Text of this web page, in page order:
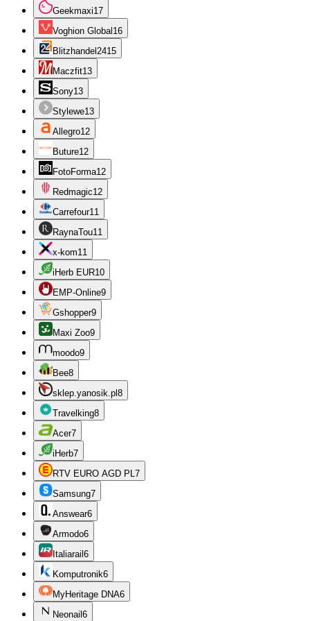
Geekmaxi17
Voghion Global 16
Blitzhandel2415
Maczfit13
Sony13
Stylewe13
Allegro12
Buture12
FotoForma12
Redmagic12
Carrefour11
RaynaTou11
x-kom11
iHerb EUR10
EMP-Online9
Gshopper9
Maxi Zoo9
moodo9
Bee8
sklep.yanosik.pl 8
Travelking8
Acer7
iHerb7
RTV EURO AGD PL 7
Samsung7
Answear6
Armodo6
Italiarail 6
Komputronik6
MyHeritage DNA6
Neonail 6